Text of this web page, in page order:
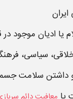
یا ادیان موجود
سیاسی،
و داشتن سلامت